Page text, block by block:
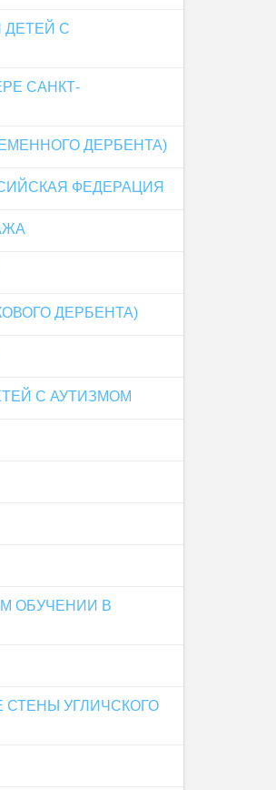
С
САНКТ-
ДЕРБЕНТА)
ФЕДЕРАЦИЯ
ДЕРБЕНТА)
С АУТИЗМОМ
ОБУЧЕНИИ В
УГЛИЧСКОГО